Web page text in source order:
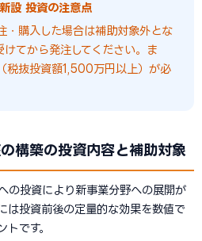
設 投資の注意点
・購入した場合は補助対象外とな
けてから発注してください。ま
税抜投資額1,500万円以上）が必
構築の投資内容と補助対象
の投資により新事業分野への展開が
は投資前後の定量的な効果を数値で
です。